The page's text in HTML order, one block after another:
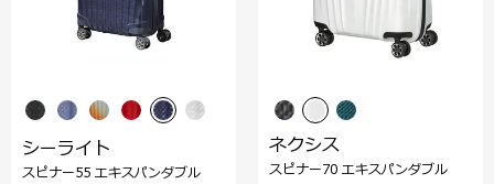
シーライト
スピナー55 エキスパンダブル
ネクシス
スピナー70 エキスパンダブル